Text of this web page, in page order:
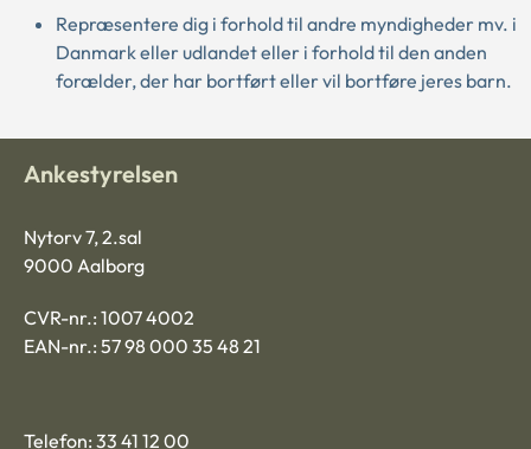
Repræsentere dig i forhold til andre myndigheder mv. i
Danmark eller udlandet eller i forhold til den anden
forælder, der har bortført eller vil bortføre jeres barn.
Ankestyrelsen
Nytorv 7, 2.sal
9000 Aalborg
CVR-nr.: 1007 4002
EAN-nr.: 57 98 000 35 48 21
Telefon: 33 41 12 00